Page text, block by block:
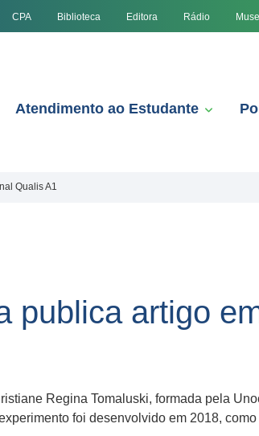
CPA Biblioteca Editora Rádio
Atendimento ao Estudante
Qualis A1
publica artigo
Regina Tomaluski, formada pela
foi desenvolvido em 2018,